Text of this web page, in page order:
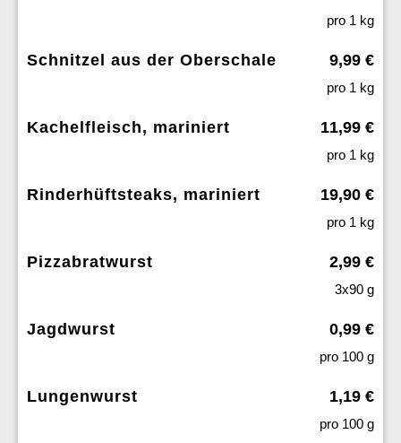
pro 1 kg
Schnitzel aus der Oberschale 9,99 €
pro 1 kg
Kachelfleisch, mariniert 11,99 €
pro 1 kg
Rinderhüftsteaks, mariniert 19,90 €
pro 1 kg
Pizzabratwurst 2,99 €
3x90 g
Jagdwurst 0,99 €
pro 100 g
Lungenwurst 1,19 €
pro 100 g